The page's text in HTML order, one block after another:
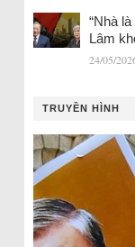
“Nhà
Lâm
24/05/
TRUYỀN HÌNH